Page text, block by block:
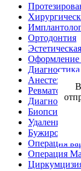
Ортодонтия
Оформление
Диагностика
Биопсия
Удаление
Бужирование
Операция
Операция